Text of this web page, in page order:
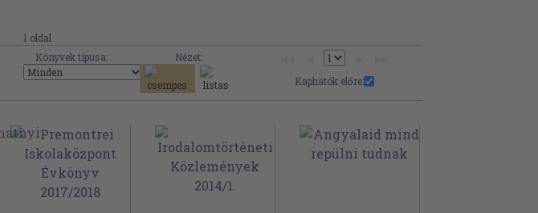
1 oldal
Könyvek típusa:
Nézet:
Kaphatók előre: